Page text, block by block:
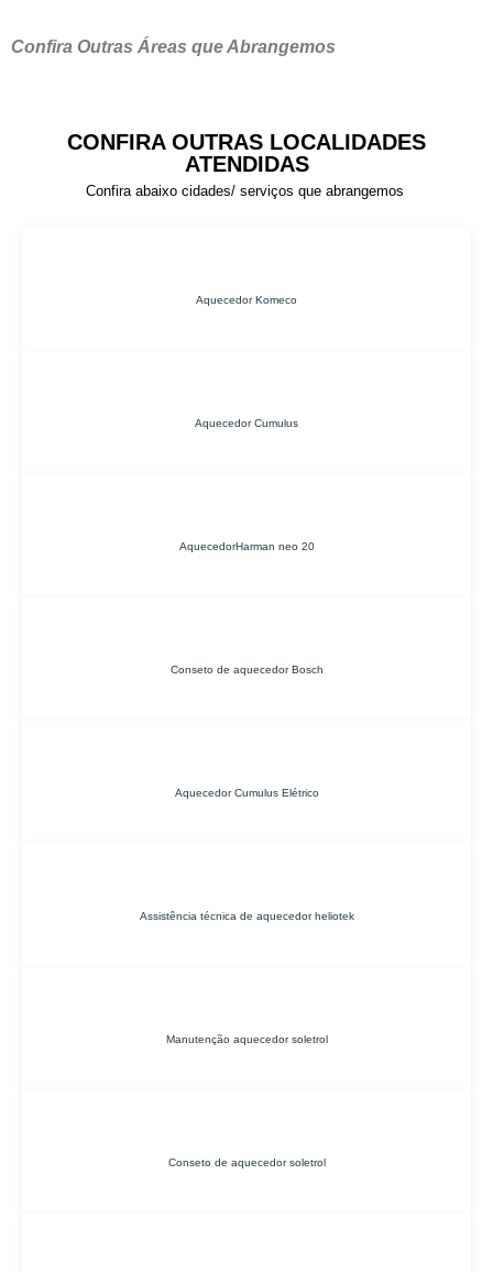
Confira Outras Áreas que Abrangemos
CONFIRA OUTRAS LOCALIDADES
ATENDIDAS
Confira abaixo cidades/ serviços que abrangemos
Aquecedor Komeco
Aquecedor Cumulus
AquecedorHarman neo 20
Conseto de aquecedor Bosch
Aquecedor Cumulus Elétrico
Assistência técnica de aquecedor heliotek
Manutenção aquecedor soletrol
Conseto de aquecedor soletrol